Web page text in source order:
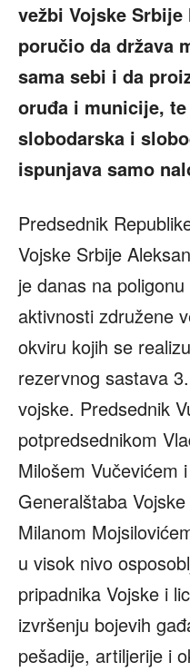
vežbi Vojske Srbije
poručio da država
sama sebi i da
oruđa i municije,
slobodarska i
ispunjava samo
Predsednik
Vojske Srbije
je danas na poligonu
aktivnosti združene
okviru kojih se
rezervnog sastava
vojske. Predsednik
potpredsednikom
Milošem Vučevićem
Generalštaba
Milanom
u visok nivo
pripadnika Vojske i
izvršenju bojevih
pešadije, artiljerije i